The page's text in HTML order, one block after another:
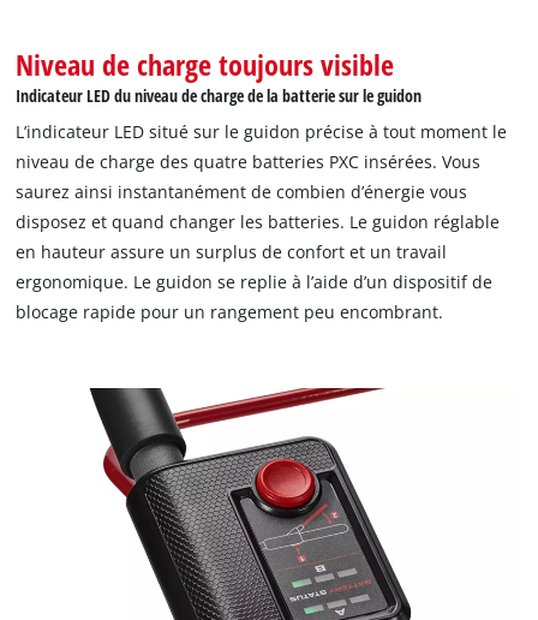
Niveau de charge toujours visible
Indicateur LED du niveau de charge de la batterie sur le guidon
L’indicateur LED situé sur le guidon précise à tout moment le
niveau de charge des quatre batteries PXC insérées. Vous
saurez ainsi instantanément de combien d’énergie vous
disposez et quand changer les batteries. Le guidon réglable
en hauteur assure un surplus de confort et un travail
ergonomique. Le guidon se replie à l’aide d’un dispositif de
blocage rapide pour un rangement peu encombrant.